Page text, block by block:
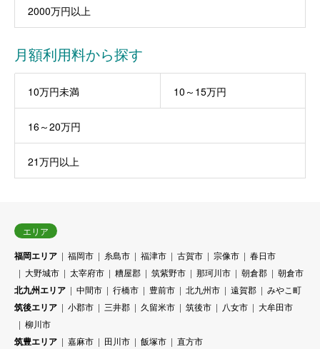
2000万円以上
月額利用料から探す
10万円未満 10～15万円
16～20万円
21万円以上
エリア
福岡エリア 福岡市 糸島市 福津市 古賀市 宗像市
春日市
大野城市
太宰府市 糟屋郡 筑紫野市 那珂川市 朝倉郡 朝倉市
北九州エリア 中間市 行橋市 豊前市 北九州市 遠賀郡 みやこ町
筑後エリア 小郡市 三井郡 久留米市 筑後市 八女市
大牟田市
柳川市
筑豊エリア 嘉麻市 田川市 飯塚市 直方市